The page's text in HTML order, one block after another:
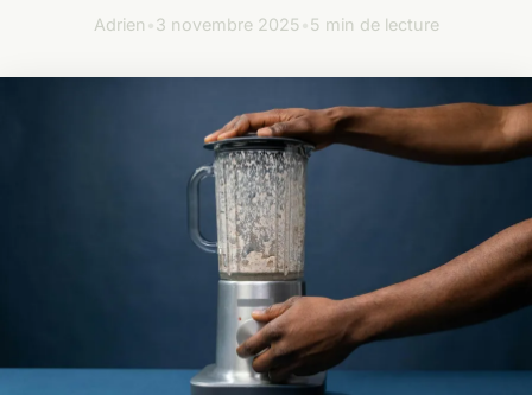
Adrien 3 novembre 2025 5 min de lecture